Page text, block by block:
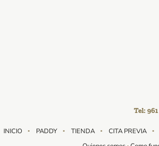
Tel:
INICIO PADDY TIENDA CITA PREVIA